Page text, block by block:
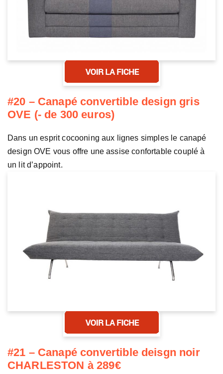
#20 – Canapé convertible design gris
OVE (- de 300 euros)
Dans un esprit cocooning aux lignes simples le canapé
design OVE vous offre une assise confortable couplé à
un lit d’appoint.
#21 – Canapé convertible deisgn noir
CHARLESTON à 289€